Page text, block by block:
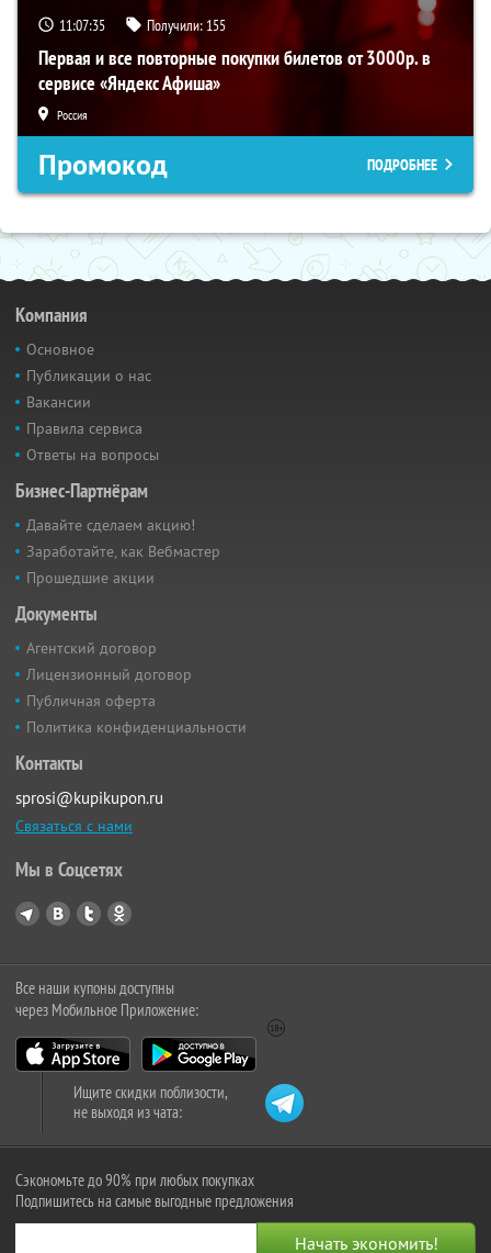
11:07:35 Получили: 155
Первая и все повторные покупки билетов от 3000р. в
сервисе «Яндекс Афиша»
Россия
Промокод ПОДРОБНЕЕ
Компания
Основное
Публикации о нас
Вакансии
Правила сервиса
Ответы на вопросы
Бизнес-Партнёрам
Давайте сделаем акцию!
Заработайте, как Вебмастер
Прошедшие акции
Документы
Агентский договор
Лицензионный договор
Публичная оферта
Политика конфиденциальности
Контакты
sprosi@kupikupon.ru
Связаться с нами
Мы в Соцсетях
Все наши купоны доступны
через Мобильное Приложение:
Ищите скидки поблизости,
не выходя из чата:
Сэкономьте до 90% при любых покупках
Подпишитесь на самые выгодные предложения